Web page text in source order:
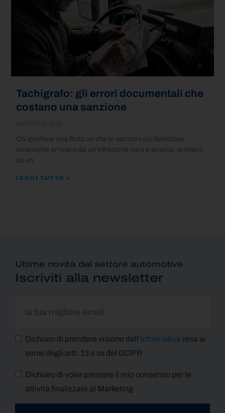
Tachigrafo: gli errori documentali che
costano una sanzione
Chi gestisce una flotta sa che le sanzioni più fastidiose
raramente arrivano da un’infrazione vera e propria: arrivano
da un
LEGGI TUTTO »
Ultime novità dal settore automotive
Iscriviti alla newsletter
Dichiaro di prendere visione dell’informativa resa ai
sensi degli artt. 13 e ss del GDPR
Dichiaro di voler prestare il mio consenso per le
attività finalizzate al Marketing